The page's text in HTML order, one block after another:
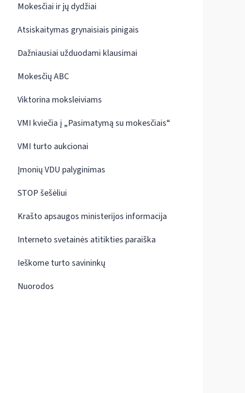
Mokesčiai ir jų dydžiai
Atsiskaitymas grynaisiais pinigais
Dažniausiai užduodami klausimai
Mokesčių ABC
Viktorina moksleiviams
VMI kviečia į „Pasimatymą su mokesčiais“
VMI turto aukcionai
Įmonių VDU palyginimas
STOP šešėliui
Krašto apsaugos ministerijos informacija
Interneto svetainės atitikties paraiška
Ieškome turto savininkų
Nuorodos